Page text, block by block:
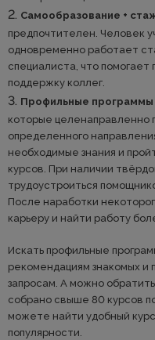
Самообразование +
предпочтителен. Человек
одновременно работает
специалиста, что помогает
поддержку коллег.
Профильные программы
которые целенаправленно
определенного
необходимые знания и
курсов. При наличии
трудоустроиться
После наработки
карьеру и найти работу
Искать профильные
рекомендациям знакомых и
запросам. А можно
собрано свыше 80 курсов
можете найти удобный
популярности.